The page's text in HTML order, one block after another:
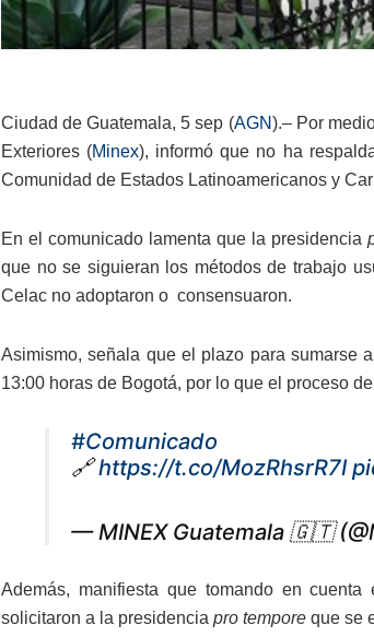
Ciudad de Guatemala, 5 sep (AGN).– Por
Exteriores (Minex), informó que no ha
Comunidad de Estados Latinoamericanos y
En el comunicado lamenta que la presidencia
que no se siguieran los métodos de trabajo
Celac no adoptaron o consensuaron.
Asimismo, señala que el plazo para sumarse
13:00 horas de Bogotá, por lo que el proceso
#Comunicado
🔗https://t.co/MozRhsrR7I
— MINEX Guatemala 🇬🇹
Además, manifiesta que tomando en
solicitaron a la presidencia pro tempore que se